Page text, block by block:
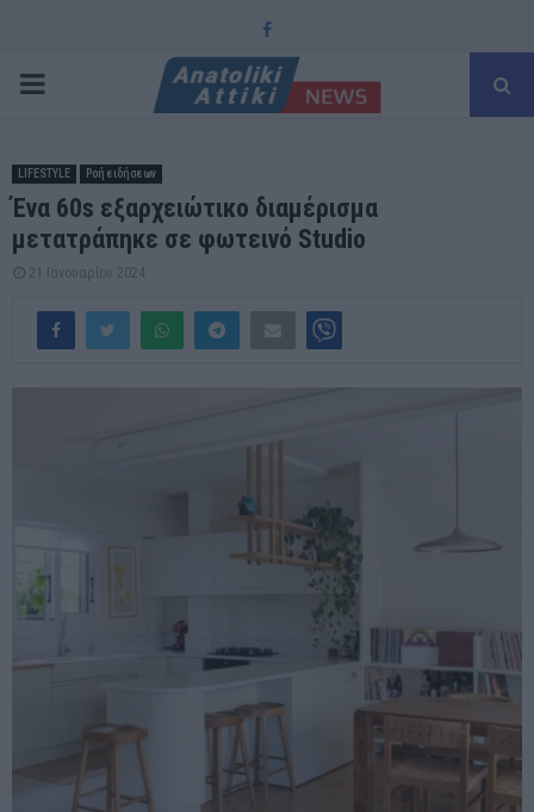
Facebook
PRIMARY
LIFESTYLE Ροή ειδήσεων
Ένα 60s εξαρχειώτικο διαμέρισμα
μετατράπηκε σε φωτεινό Studio
21 Ιανουαρίου 2024